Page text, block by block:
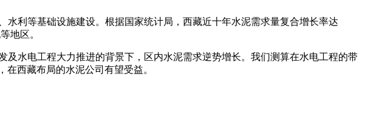
利等基础设施建设。根据国家统计局，西藏近十年水泥需求量复合增长率达
地区。
水电工程大力推进的背景下，区内水泥需求逆势增长。我们测算在水电工程的带
西藏布局的水泥公司有望受益。